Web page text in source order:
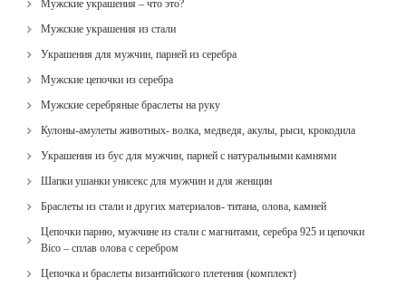
Мужские украшения – что это?
Мужские украшения из стали
Украшения для мужчин, парней из серебра
Мужские цепочки из серебра
Мужские серебряные браслеты на руку
Кулоны-амулеты животных- волка, медведя, акулы, рыси, крокодила
Украшения из бус для мужчин, парней с натуральными камнями
Шапки ушанки унисекс для мужчин и для женщин
Браслеты из стали и других материалов- титана, олова, камней
Цепочки парню, мужчине из стали с магнитами, серебра 925 и цепочки
Bico – сплав олова с серебром
Цепочка и браслеты византийского плетения (комплект)